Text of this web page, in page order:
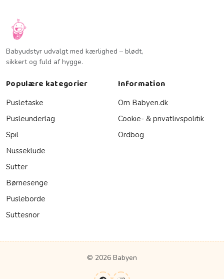
Babyudstyr udvalgt med kærlighed – blødt,
sikkert og fuld af hygge.
Populære kategorier
Pusletaske
Pusleunderlag
Spil
Nusseklude
Sutter
Børnesenge
Pusleborde
Suttesnor
Information
Om Babyen.dk
Cookie- & privatlivspolitik
Ordbog
© 2026 Babyen